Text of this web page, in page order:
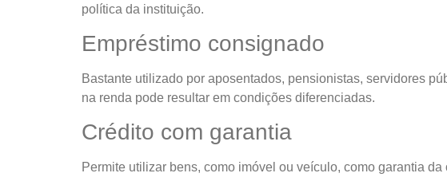
política da instituição.
Empréstimo consignado
Bastante utilizado por aposentados, pensionistas, servidores
na renda pode resultar em condições diferenciadas.
Crédito com garantia
Permite utilizar bens, como imóvel ou veículo, como garantia